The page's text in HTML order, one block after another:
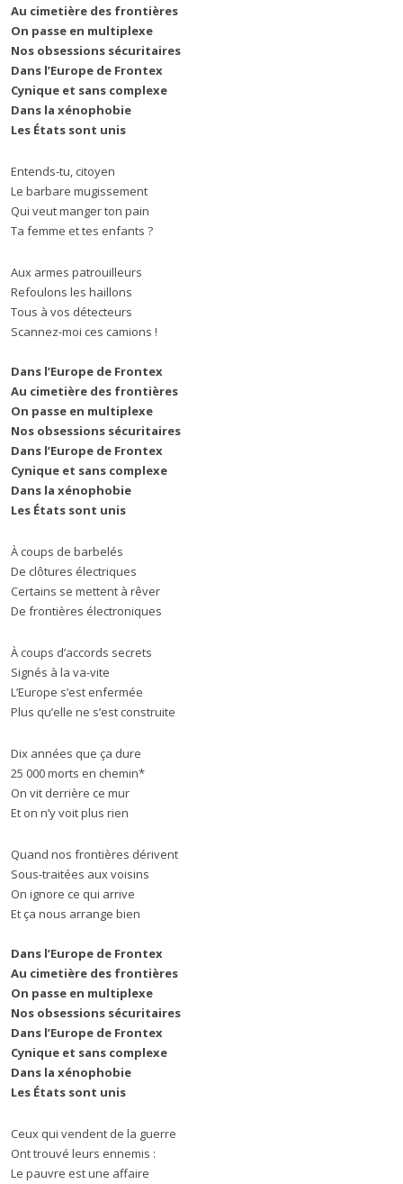
Au cimetière des frontières
On passe en multiplexe
Nos obsessions sécuritaires
Dans l’Europe de Frontex
Cynique et sans complexe
Dans la xénophobie
Les États sont unis
Entends-tu, citoyen
Le barbare mugissement
Qui veut manger ton pain
Ta femme et tes enfants ?
Aux armes patrouilleurs
Refoulons les haillons
Tous à vos détecteurs
Scannez-moi ces camions !
Dans l’Europe de Frontex
Au cimetière des frontières
On passe en multiplexe
Nos obsessions sécuritaires
Dans l’Europe de Frontex
Cynique et sans complexe
Dans la xénophobie
Les États sont unis
À coups de barbelés
De clôtures électriques
Certains se mettent à rêver
De frontières électroniques
À coups d’accords secrets
Signés à la va-vite
L’Europe s’est enfermée
Plus qu’elle ne s’est construite
Dix années que ça dure
25 000 morts en chemin*
On vit derrière ce mur
Et on n’y voit plus rien
Quand nos frontières dérivent
Sous-traitées aux voisins
On ignore ce qui arrive
Et ça nous arrange bien
Dans l’Europe de Frontex
Au cimetière des frontières
On passe en multiplexe
Nos obsessions sécuritaires
Dans l’Europe de Frontex
Cynique et sans complexe
Dans la xénophobie
Les États sont unis
Ceux qui vendent de la guerre
Ont trouvé leurs ennemis :
Le pauvre est une affaire